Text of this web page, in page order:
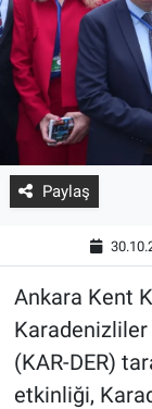
Paylaş
Ankara Kent
Karadenizliler
(KAR-DER)
etkinliği,